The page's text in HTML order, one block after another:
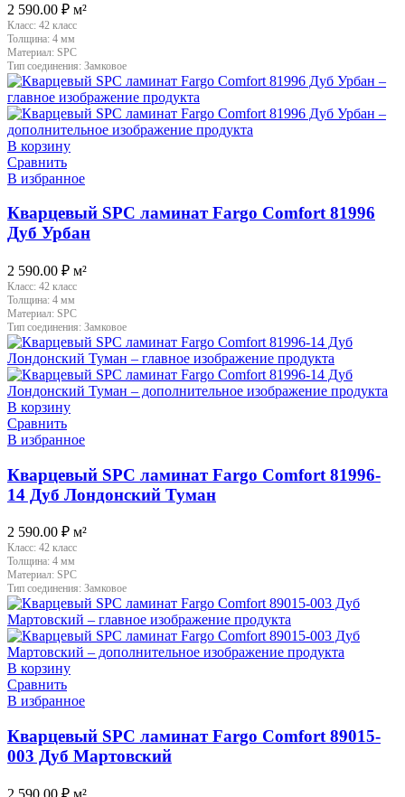
2 590.00 ₽ м²
Класс: 42 класс
Толщина: 4 мм
Материал: SPC
Тип соединения: Замковое
В корзину
Сравнить
В избранное
Кварцевый SPC ламинат Fargo Comfort 81996
Дуб Урбан
2 590.00 ₽ м²
Класс: 42 класс
Толщина: 4 мм
Материал: SPC
Тип соединения: Замковое
В корзину
Сравнить
В избранное
Кварцевый SPC ламинат Fargo Comfort 81996-
14 Дуб Лондонский Туман
2 590.00 ₽ м²
Класс: 42 класс
Толщина: 4 мм
Материал: SPC
Тип соединения: Замковое
В корзину
Сравнить
В избранное
Кварцевый SPC ламинат Fargo Comfort 89015-
003 Дуб Мартовский
2 590.00 ₽ м²